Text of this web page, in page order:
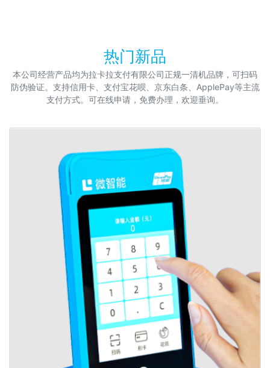
热门新品
本公司经营产品均为拉卡拉支付有限公司正规一清机品牌，可扫码
防伪验证。支持信用卡、支付宝花呗、京东白条、ApplePay等主流
支付方式。可在线申请，免费办理，欢迎垂询。